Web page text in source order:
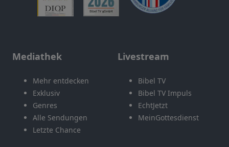
Mediathek
Mehr entdecken
Exklusiv
Genres
Alle Sendungen
Letzte Chance
Livestream
Bibel TV
Bibel TV Impuls
EchtJetzt
MeinGottesdienst